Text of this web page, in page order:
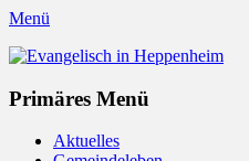
Menü
Evangelisch in Heppenheim
Primäres Menü
Zum
Aktuelles